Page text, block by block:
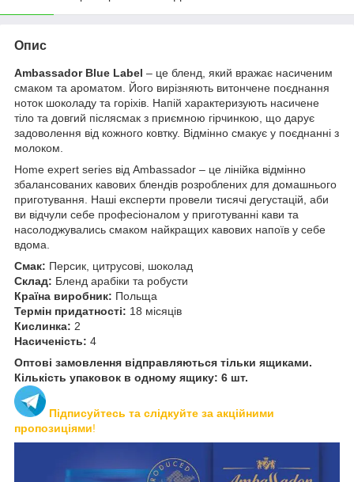
Опис
Ambassador Blue Label – це бленд, який вражає насиченим
смаком та ароматом. Його вирізняють витончене поєднання
ноток шоколаду та горіхів. Напій характеризують насичене
тіло та довгий післясмак з приємною гірчинкою, що дарує
задоволення від кожного ковтку. Відмінно смакує у поєднанні з
молоком.
Нome expert series від Ambassador – це лінійка відмінно
збалансованих кавових блендів розроблених для домашнього
приготування. Наші експерти провели тисячі дегустацій, аби
ви відчули себе професіоналом у приготуванні кави та
насолоджувались смаком найкращих кавових напоїв у себе
вдома.
Смак: Персик, цитрусові, шоколад
Склад: Бленд арабіки та робусти
Країна виробник: Польща
Термін придатності: 18 місяців
Кислинка: 2
Насиченість: 4
Оптові замовлення відправляються тільки ящиками.
Кількість упаковок в одному ящику: 6 шт.
Підписуйтесь та слідкуйте за акційними
пропозиціями!